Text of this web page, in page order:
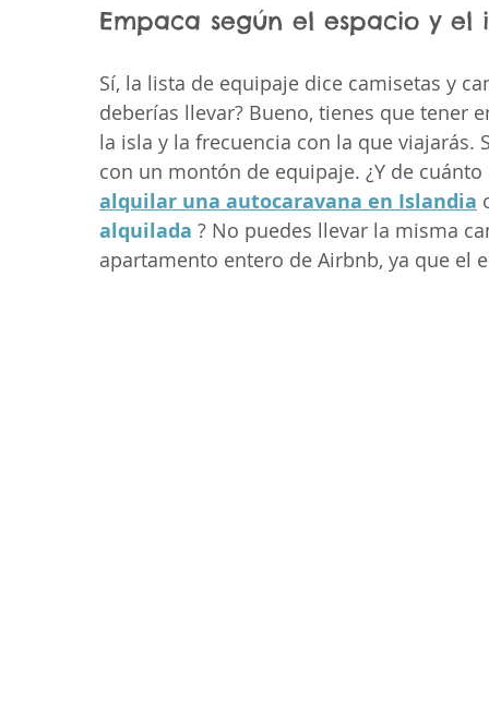
Empaca según el espacio y el
Sí, la lista de equipaje dice camisetas y
deberías llevar? Bueno, tienes que tener
la isla y la frecuencia con la que
con un montón de equipaje. ¿Y de
alquilar una autocaravana en Islandia
alquilada ? No puedes llevar la misma
apartamento entero de Airbnb, ya que el